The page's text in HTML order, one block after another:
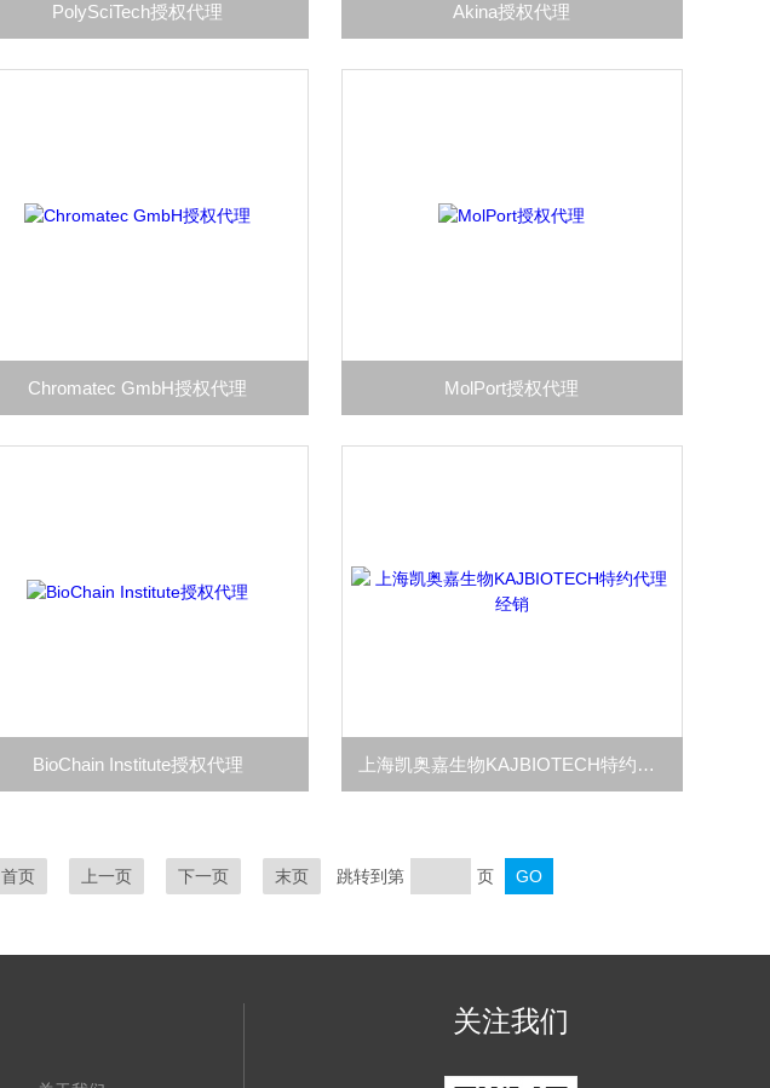
PolySciTech授权代理 Akina授权代理
Chromatec GmbH授权代理 MolPort授权代理
BioChain Institute授权代理 上海凯奥嘉生物KAJBIOTECH特约代理经销
首页 上一页 下一页 末页 跳转到第 页
关注我们